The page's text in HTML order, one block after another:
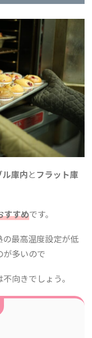
ル庫内とフラット庫
すすめです。
最高温度設定が低
が多いので
向きでしょう。